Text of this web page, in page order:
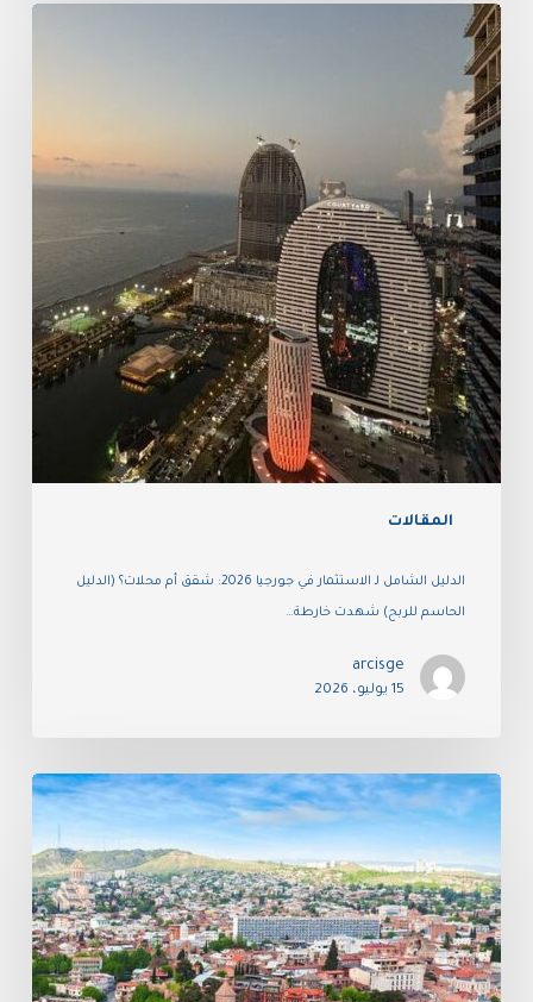
المقالات
الدليل الشامل لـ الاستثمار في جورجيا 2026: شقق أم محلات؟ (الدليل
الحاسم للربح) شهدت خارطة…
arcisge
15 يوليو، 2026